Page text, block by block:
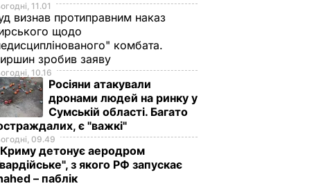
11.01
визнав протиправним наказ
щодо
комбата.
зробив заяву
10.16
Росіяни атакували
дронами людей на ринку у
Сумській області. Багато
є "важкі"
09.49
детонує аеродром
з якого РФ запускає
– паблік